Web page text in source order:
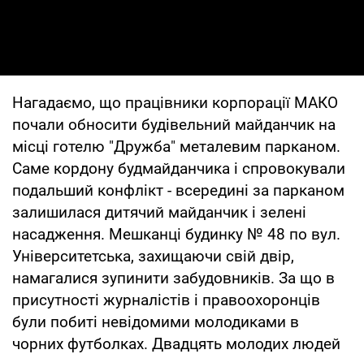
Нагадаємо, що працівники корпорації МАКО
почали обносити будівельний майданчик на
місці готелю "Дружба" металевим парканом.
Саме кордону будмайданчика і спровокували
подальший конфлікт - всередині за парканом
залишилася дитячий майданчик і зелені
насадження. Мешканці будинку № 48 по вул.
Університетська, захищаючи свій двір,
намагалися зупинити забудовників. За що в
присутності журналістів і правоохоронців
були побиті невідомими молодиками в
чорних футболках. Двадцять молодих людей